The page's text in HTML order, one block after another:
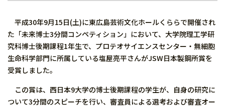
平成30年9月15日(土)に東広島芸術文化ホールくららで開催され
た「未来博士3分間コンペティション」において、大学院理工学研
究科博士後期課程1年生で、プロテオサイエンスセンター・無細胞
生命科学部門に所属している塩屋亮平さんがJSW日本製鋼所賞を
受賞しました。
この賞は、西日本9大学の博士後期課程の学生が、自身の研究に
ついて3分間のスピーチを行い、審査員による選考および審査オー